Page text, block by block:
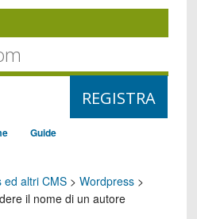
Guide
ed altri CMS> Wordpress>
il nome di un autore